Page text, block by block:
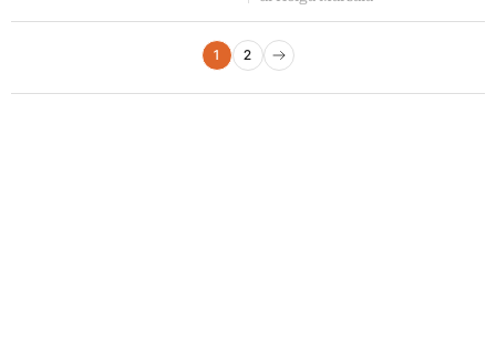
Paginazione degli articoli
1 2
Pagina successiva